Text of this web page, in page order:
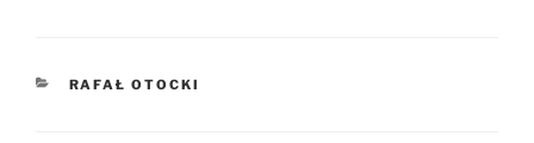
KATEGORIE
RAFAŁ OTOCKI